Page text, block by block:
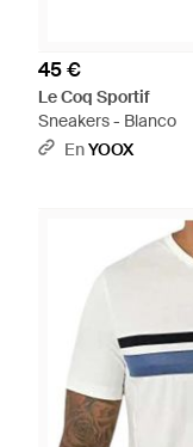
45 €
Le Coq Sportif
Sneakers - Blanco
EnYOOX